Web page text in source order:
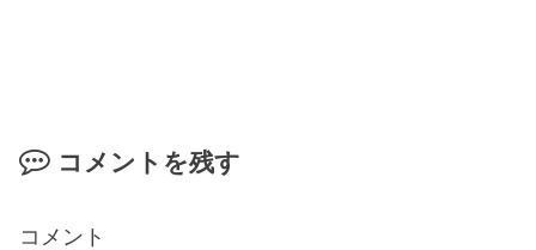
コメントを残す